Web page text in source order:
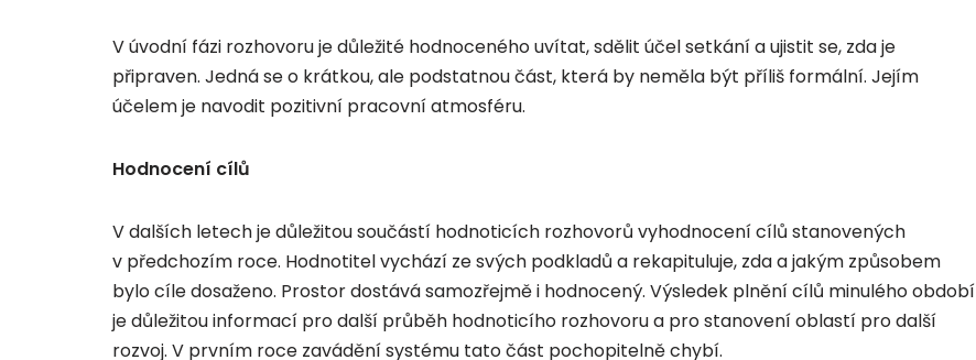
V úvodní fázi rozhovoru je důležité hodnoceného uvítat, sdělit účel setkání a ujistit se, zda je
připraven. Jedná se o krátkou, ale podstatnou část, která by neměla být příliš formální. Jejím
účelem je navodit pozitivní pracovní atmosféru.
Hodnocení cílů
V dalších letech je důležitou součástí hodnoticích rozhovorů vyhodnocení cílů stanovených
v předchozím roce. Hodnotitel vychází ze svých podkladů a rekapituluje, zda a jakým způsobem
bylo cíle dosaženo. Prostor dostává samozřejmě i hodnocený. Výsledek plnění cílů minulého období
je důležitou informací pro další průběh hodnoticího rozhovoru a pro stanovení oblastí pro další
rozvoj. V prvním roce zavádění systému tato část pochopitelně chybí.